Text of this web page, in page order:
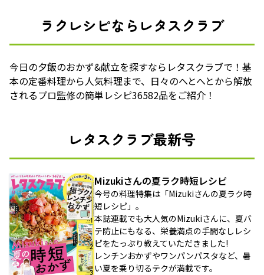
ラクレシピならレタスクラブ
今日の夕飯のおかず&献立を探すならレタスクラブで！基
本の定番料理から人気料理まで、日々のへとへとから解放
されるプロ監修の簡単レシピ36582品をご紹介！
レタスクラブ最新号
Mizukiさんの夏ラク時短レシピ
今号の料理特集は「Mizukiさんの夏ラク時
短レシピ」。
本誌連載でも大人気のMizukiさんに、夏バ
テ防止にもなる、栄養満点の手間なしレシ
ピをたっぷり教えていただきました!
レンチンおかずやワンパンパスタなど、暑
い夏を乗り切るテクが満載です。